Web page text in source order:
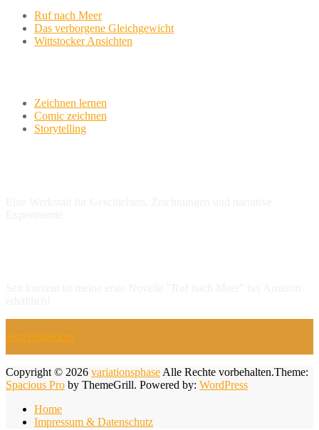
Ruf nach Meer
Das verborgene Gleichgewicht
Wittstocker Ansichten
Zeichnen lernen
Comic zeichnen
Storytelling
Jetzt entdecken
Copyright © 2026 variationsphase Alle Rechte vorbehalten.Theme:
Spacious Pro by ThemeGrill. Powered by: WordPress
Home
Impressum & Datenschutz